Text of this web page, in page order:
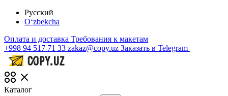
Русский
O‘zbekcha
Оплата и доставка Требования к макетам
+998 94 517 71 33 zakaz@copy.uz Заказать в Telegram
Каталог